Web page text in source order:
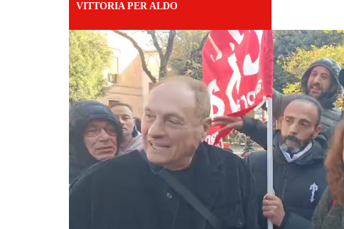
VITTORIA PER ALDO